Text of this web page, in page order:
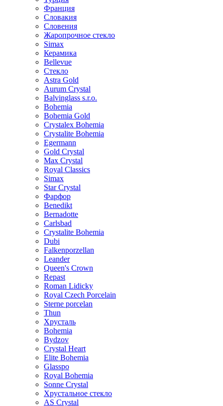
Франция
Словакия
Словения
Жаропрочное стекло
Simax
Керамика
Bellevue
Стекло
Astra Gold
Aurum Crystal
Balvinglass s.r.o.
Bohemia
Bohemia Gold
Crystalex Bohemia
Crystalite Bohemia
Egermann
Gold Crystal
Max Crystal
Royal Classics
Simax
Star Crystal
Фарфор
Benedikt
Bernadotte
Carlsbad
Crystalite Bohemia
Dubi
Falkenporzellan
Leander
Queen's Crown
Repast
Roman Lidicky
Royal Czech Porcelain
Sterne porcelan
Thun
Хрусталь
Bohemia
Bydzov
Crystal Heart
Elite Bohemia
Glasspo
Royal Bohemia
Sonne Crystal
Хрустальное стекло
AS Crystal